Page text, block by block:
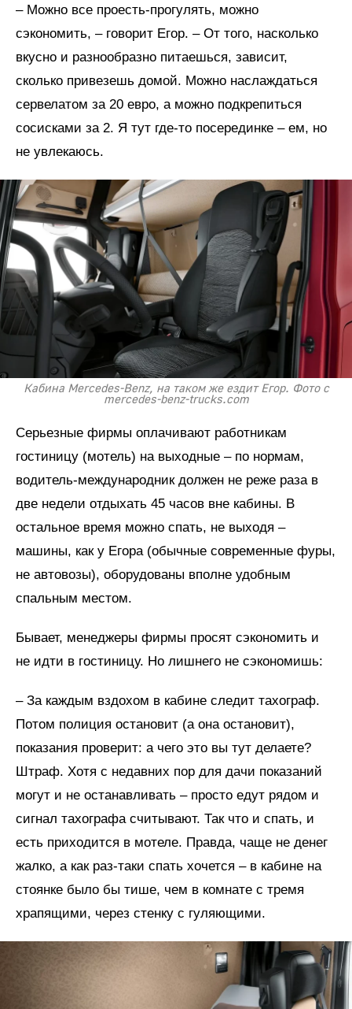
– Можно все проесть-прогулять, можно
сэкономить, – говорит Егор. – От того, насколько
вкусно и разнообразно питаешься, зависит,
сколько привезешь домой. Можно наслаждаться
сервелатом за 20 евро, а можно подкрепиться
сосисками за 2. Я тут где-то посерединке – ем, но
не увлекаюсь.
Кабина Mercedes-Benz, на таком же ездит Егор. Фото с
mercedes-benz-trucks.com
Серьезные фирмы оплачивают работникам
гостиницу (мотель) на выходные – по нормам,
водитель-международник должен не реже раза в
две недели отдыхать 45 часов вне кабины. В
остальное время можно спать, не выходя –
машины, как у Егора (обычные современные фуры,
не автовозы), оборудованы вполне удобным
спальным местом.
Бывает, менеджеры фирмы просят сэкономить и
не идти в гостиницу. Но лишнего не сэкономишь:
– За каждым вздохом в кабине следит тахограф.
Потом полиция остановит (а она остановит),
показания проверит: а чего это вы тут делаете?
Штраф. Хотя с недавних пор для дачи показаний
могут и не останавливать – просто едут рядом и
сигнал тахографа считывают. Так что и спать, и
есть приходится в мотеле. Правда, чаще не денег
жалко, а как раз-таки спать хочется – в кабине на
стоянке было бы тише, чем в комнате с тремя
храпящими, через стенку с гуляющими.